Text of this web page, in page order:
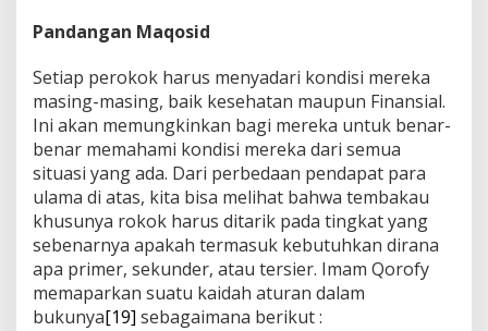
Pandangan Maqosid
Setiap perokok harus menyadari kondisi mereka
masing-masing, baik kesehatan maupun Finansial.
Ini akan memungkinkan bagi mereka untuk benar-
benar memahami kondisi mereka dari semua
situasi yang ada. Dari perbedaan pendapat para
ulama di atas, kita bisa melihat bahwa tembakau
khusunya rokok harus ditarik pada tingkat yang
sebenarnya apakah termasuk kebutuhkan dirana
apa primer, sekunder, atau tersier. Imam Qorofy
memaparkan suatu kaidah aturan dalam
bukunya[19] sebagaimana berikut :